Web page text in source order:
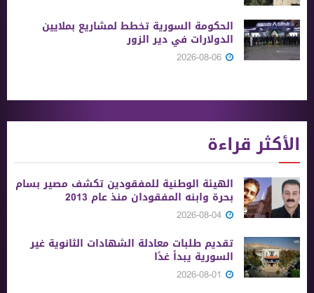
الحكومة السورية تخطط لمشاريع بملايين
الدولارات في دير الزور
الأكثر قراءة
الهيئة الوطنية للمفقودين تكشف مصير بسام
بحرة وابنه المفقودان منذ عام 2013
تقديم طلبات معادلة الشهادات الثانوية ‏غير
السورية يبدأ غدًا